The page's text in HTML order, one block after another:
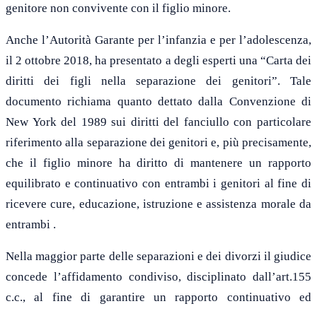
genitore non convivente con il figlio minore.
Anche l’Autorità Garante per l’infanzia e per l’adolescenza,
il 2 ottobre 2018, ha presentato a degli esperti una “Carta dei
diritti dei figli nella separazione dei genitori”. Tale
documento richiama quanto dettato dalla Convenzione di
New York del 1989 sui diritti del fanciullo con particolare
riferimento alla separazione dei genitori e, più precisamente,
che il figlio minore ha diritto di mantenere un rapporto
equilibrato e continuativo con entrambi i genitori al fine di
ricevere cure, educazione, istruzione e assistenza morale da
entrambi .
Nella maggior parte delle separazioni e dei divorzi il giudice
concede l’affidamento condiviso, disciplinato dall’art.155
c.c., al fine di garantire un rapporto continuativo ed